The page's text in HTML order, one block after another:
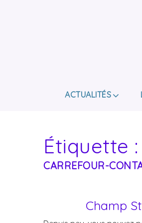
ACTUALITÉS
Étiquette :
CARREFOUR-
Champ